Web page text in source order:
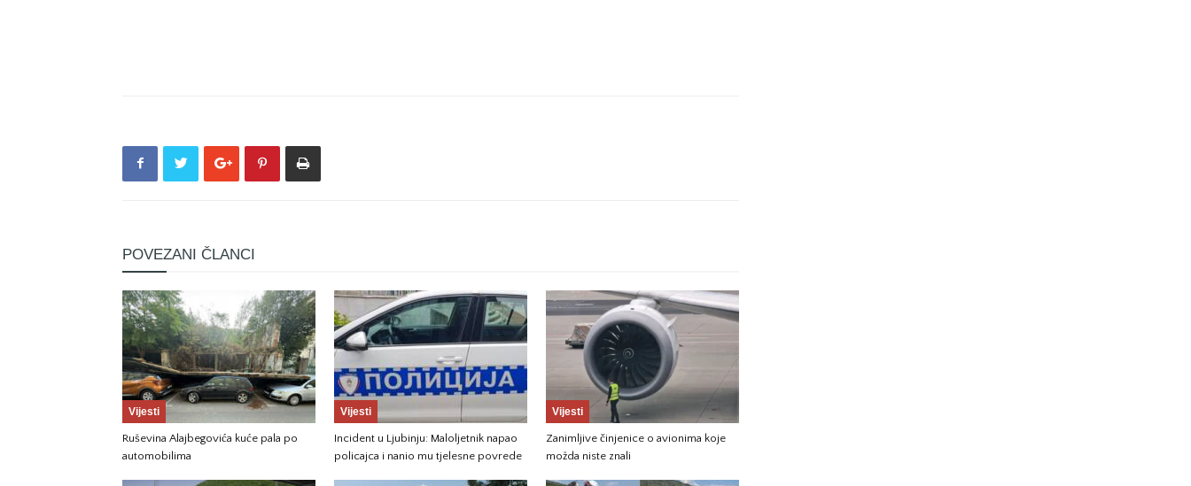
POVEZANI ČLANCI
Vijesti
Ruševina Alajbegovića kuće pala po
automobilima
Vijesti
Incident u Ljubinju: Maloljetnik napao
policajca i nanio mu tjelesne povrede
Vijesti
Zanimljive činjenice o avionima koje
možda niste znali